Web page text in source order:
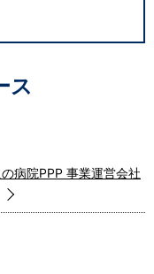
ス
病院PPP 事業運営会社